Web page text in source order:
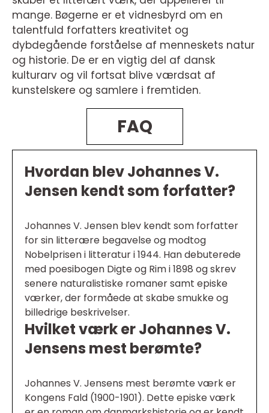
mange. Bøgerne er et vidnesbyrd om en
talentfuld forfatters kreativitet og
dybdegående forståelse af menneskets natur
og historie. De er en vigtig del af dansk
kulturarv og vil fortsat blive værdsat af
kunstelskere og samlere i fremtiden.
FAQ
Hvordan blev Johannes V.
Jensen kendt som forfatter?
Johannes V. Jensen blev kendt som forfatter
for sin litterære begavelse og modtog
Nobelprisen i litteratur i 1944. Han debuterede
med poesibogen Digte og Rim i 1898 og skrev
senere naturalistiske romaner samt episke
værker, der formåede at skabe smukke og
billedrige beskrivelser.
Hvilket værk er Johannes V.
Jensens mest berømte?
Johannes V. Jensens mest berømte værk er
Kongens Fald (1900-1901). Dette episke værk